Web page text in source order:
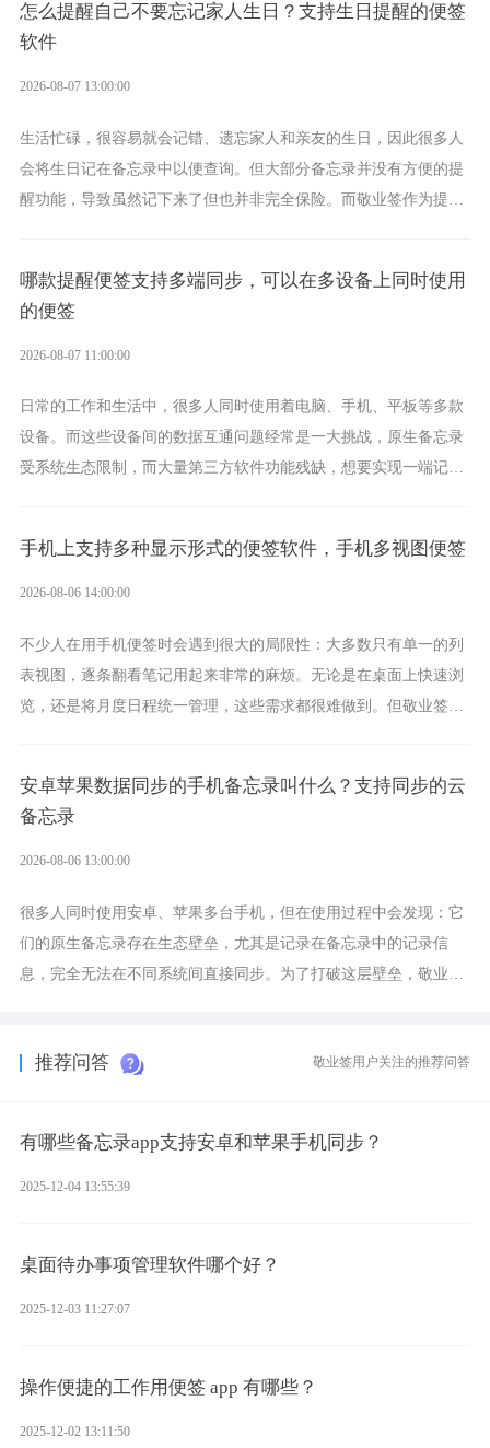
怎么提醒自己不要忘记家人生日？支持生日提醒的便签
软件
2026-08-07 13:00:00
生活忙碌，很容易就会记错、遗忘家人和亲友的生日，因此很多人
会将生日记在备忘录中以便查询。但大部分备忘录并没有方便的提
醒功能，导致虽然记下来了但也并非完全保险。而敬业签作为提醒
哪款提醒便签支持多端同步，可以在多设备上同时使用
的便签
2026-08-07 11:00:00
日常的工作和生活中，很多人同时使用着电脑、手机、平板等多款
设备。而这些设备间的数据互通问题经常是一大挑战，原生备忘录
受系统生态限制，而大量第三方软件功能残缺，想要实现一端记
手机上支持多种显示形式的便签软件，手机多视图便签
2026-08-06 14:00:00
不少人在用手机便签时会遇到很大的局限性：大多数只有单一的列
表视图，逐条翻看笔记用起来非常的麻烦。无论是在桌面上快速浏
览，还是将月度日程统一管理，这些需求都很难做到。但敬业签作
安卓苹果数据同步的手机备忘录叫什么？支持同步的云
备忘录
2026-08-06 13:00:00
很多人同时使用安卓、苹果多台手机，但在使用过程中会发现：它
们的原生备忘录存在生态壁垒，尤其是记录在备忘录中的记录信
息，完全无法在不同系统间直接同步。为了打破这层壁垒，敬业签
推荐问答 敬业签用户关注的推荐问答
有哪些备忘录app支持安卓和苹果手机同步？
2025-12-04 13:55:39
桌面待办事项管理软件哪个好？
2025-12-03 11:27:07
操作便捷的工作用便签 app 有哪些？
2025-12-02 13:11:50